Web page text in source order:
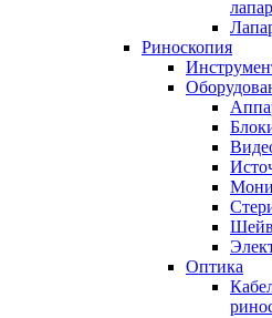
Риноскопия
Оптика